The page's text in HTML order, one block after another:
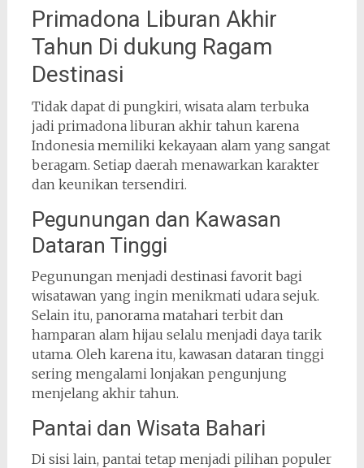
Primadona Liburan Akhir
Tahun Di dukung Ragam
Destinasi
Tidak dapat di pungkiri, wisata alam terbuka
jadi primadona liburan akhir tahun karena
Indonesia memiliki kekayaan alam yang sangat
beragam. Setiap daerah menawarkan karakter
dan keunikan tersendiri.
Pegunungan dan Kawasan
Dataran Tinggi
Pegunungan menjadi destinasi favorit bagi
wisatawan yang ingin menikmati udara sejuk.
Selain itu, panorama matahari terbit dan
hamparan alam hijau selalu menjadi daya tarik
utama. Oleh karena itu, kawasan dataran tinggi
sering mengalami lonjakan pengunjung
menjelang akhir tahun.
Pantai dan Wisata Bahari
Di sisi lain, pantai tetap menjadi pilihan populer